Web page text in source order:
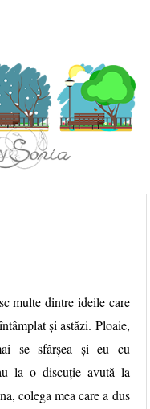
multe dintre ideile care
și astăzi. Ploaie,
se sfârșea și eu cu
la o discuție avută la
colega mea care a dus